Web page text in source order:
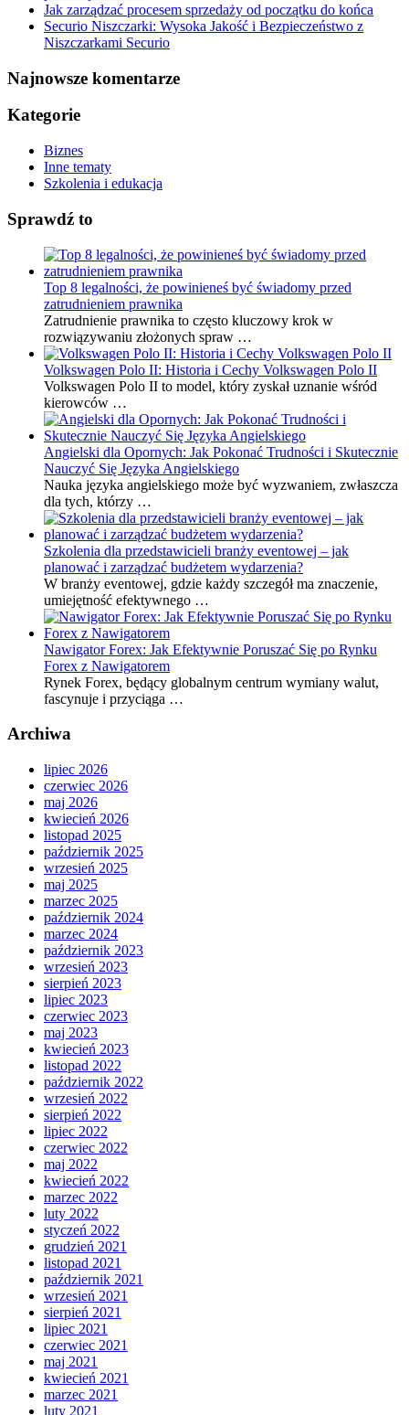
Jak zarządzać procesem sprzedaży od początku do końca
Securio Niszczarki: Wysoka Jakość i Bezpieczeństwo z
Niszczarkami Securio
Najnowsze komentarze
Kategorie
Biznes
Inne tematy
Szkolenia i edukacja
Sprawdź to
Top 8 legalności, że powinieneś być świadomy przed
zatrudnieniem prawnika
Zatrudnienie prawnika to często kluczowy krok w
rozwiązywaniu złożonych spraw …
Volkswagen Polo II: Historia i Cechy Volkswagen Polo II
Volkswagen Polo II to model, który zyskał uznanie wśród
kierowców …
Angielski dla Opornych: Jak Pokonać Trudności i Skutecznie
Nauczyć Się Języka Angielskiego
Nauka języka angielskiego może być wyzwaniem, zwłaszcza
dla tych, którzy …
Szkolenia dla przedstawicieli branży eventowej – jak
planować i zarządzać budżetem wydarzenia?
W branży eventowej, gdzie każdy szczegół ma znaczenie,
umiejętność efektywnego …
Nawigator Forex: Jak Efektywnie Poruszać Się po Rynku
Forex z Nawigatorem
Rynek Forex, będący globalnym centrum wymiany walut,
fascynuje i przyciąga …
Archiwa
lipiec 2026
czerwiec 2026
maj 2026
kwiecień 2026
listopad 2025
październik 2025
wrzesień 2025
maj 2025
marzec 2025
październik 2024
marzec 2024
październik 2023
wrzesień 2023
sierpień 2023
lipiec 2023
czerwiec 2023
maj 2023
kwiecień 2023
listopad 2022
październik 2022
wrzesień 2022
sierpień 2022
lipiec 2022
czerwiec 2022
maj 2022
kwiecień 2022
marzec 2022
luty 2022
styczeń 2022
grudzień 2021
listopad 2021
październik 2021
wrzesień 2021
sierpień 2021
lipiec 2021
czerwiec 2021
maj 2021
kwiecień 2021
marzec 2021
luty 2021